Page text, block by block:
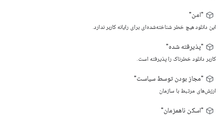
"امن"
این دانلود هیچ خطر شناخته‌شده‌ای برای رایانه کاربر ندارد.
"پذیرفته شده"
کاربر دانلود خطرناک را پذیرفته است.
"مجاز بودن توسط سیاست"
ارزش‌های مرتبط با سازمان
"اسکن ناهمزمان"